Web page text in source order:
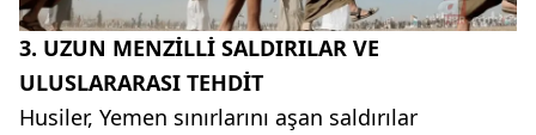
3. UZUN MENZİLLİ SALDIRILAR VE
ULUSLARARASI TEHDİT
Husiler, Yemen sınırlarını aşan saldırılar